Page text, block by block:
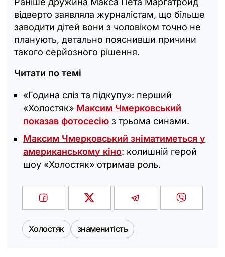
відверто заявляла журналістам, що більше
заводити дітей вони з чоловіком точно не
планують, детально пояснивши причини
такого серйозного рішення.
Читати по темі
«Година сліз та підкупу»: перший
«Холостяк» Максим Чмерковський
показав фотосесію з трьома синами.
Максим Чмерковський зніматиметься у
американському кіно: колишній герой
шоу «Холостяк» отримав роль.
Холостяк знаменитість